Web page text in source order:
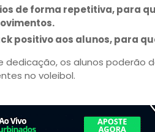
de forma repetitiva, para
positivo aos alunos, para
dedicação, os alunos poderão
no voleibol.